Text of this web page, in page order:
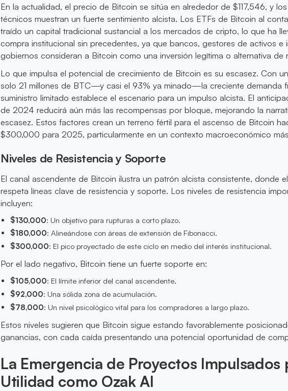
En la actualidad, el precio de Bitcoin se sitúa en alrededor de $117,546, y
técnicos muestran un fuerte sentimiento alcista. Los ETFs de Bitcoin al
traído un capital tradicional sustancial a los mercados de cripto, lo que ha
compra institucional sin precedentes, ya que bancos, gestores de activos e
gobiernos consideran a Bitcoin como una inversión legítima o alternativa de
Lo que impulsa el potencial de crecimiento de Bitcoin es su escasez. Con
solo 21 millones de BTC—y casi el 93% ya minado—la creciente demanda
suministro limitado establece el escenario para un impulso alcista. El
de 2024 reducirá aún más las recompensas por bloque, mejorando la
escasez. Estos factores crean un terreno fértil para el ascenso de Bitcoin
$300,000 para 2025, particularmente en un contexto macroeconómico
Niveles de Resistencia y Soporte
El canal ascendente de Bitcoin ilustra un patrón alcista consistente, donde
respeta líneas clave de resistencia y soporte. Los niveles de resistencia
incluyen:
$130,000: Un objetivo para rupturas a corto plazo.
$180,000: Alineándose con áreas de extensión de Fibonacci.
$300,000: El pico proyectado de este ciclo en medio del interés institucional.
Por el lado negativo, Bitcoin tiene un fuerte soporte en:
$105,000: El límite inferior del canal ascendente.
$92,000: Una sólida zona de acumulación.
$78,000: Un nivel psicológico vital para los compradores a largo plazo.
Estos niveles sugieren que Bitcoin sigue estando favorablemente
ganancias, con cada caída presentando una potencial oportunidad de
La Emergencia de Proyectos Impulsados
Utilidad como Ozak AI